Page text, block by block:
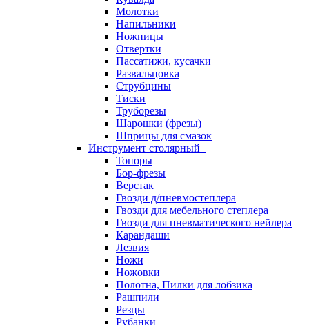
Молотки
Напильники
Ножницы
Отвертки
Пассатижи, кусачки
Развальцовка
Струбцины
Тиски
Труборезы
Шарошки (фрезы)
Шприцы для смазок
Инструмент столярный
Топоры
Бор-фрезы
Верстак
Гвозди д/пневмостеплера
Гвозди для мебельного степлера
Гвозди для пневматического нейлера
Карандаши
Лезвия
Ножи
Ножовки
Полотна, Пилки для лобзика
Рашпили
Резцы
Рубанки